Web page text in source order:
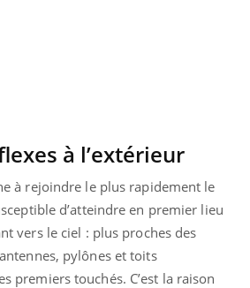
à l’extérieur
à rejoindre le plus rapidement le
d’atteindre en premier lieu
vers le ciel : plus proches des
pylônes et toits
premiers touchés. C’est la raison